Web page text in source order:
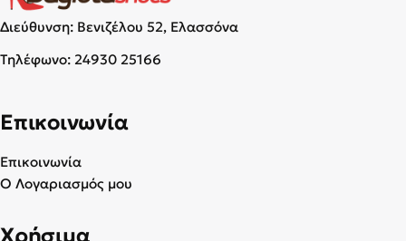
Διεύθυνση: Βενιζέλου 52, Ελασσόνα
Τηλέφωνο: 24930 25166
Επικοινωνία
Επικοινωνία
Ο Λογαριασμός μου
Χρήσιμα